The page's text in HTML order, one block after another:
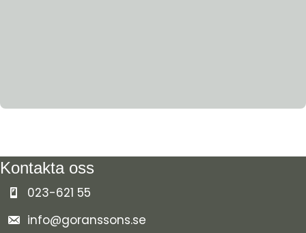
Kontakta oss
023-621 55
info@goranssons.se